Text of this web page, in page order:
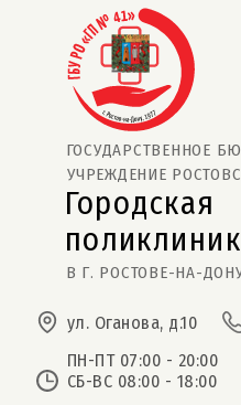
В Г. РОСТОВЕ-НА-
ГОСУДАРСТВЕННОЕ
УЧРЕЖДЕНИЕ
Городская
ул. Оганова, д.10
ПН-ПТ 07:00 - 20:00
СБ-ВС 08:00 - 18:00